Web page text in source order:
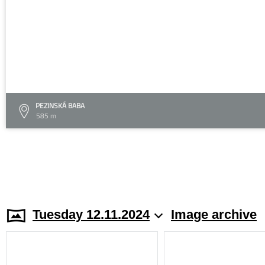
PEZINSKÁ BABA
585 m
Tuesday 12.11.2024 Image archive